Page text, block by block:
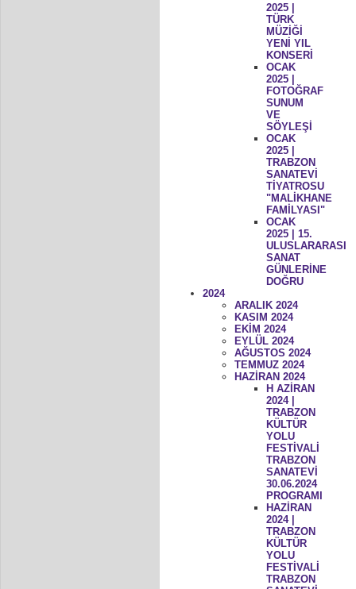
2025 |
TÜRK
MÜZİĞİ
YENİ YIL
KONSERİ
OCAK
2025 |
FOTOĞRAF
SUNUM
VE
SÖYLEŞİ
OCAK
2025 |
TRABZON
SANATEVİ
TİYATROSU
"MALİKHANE
FAMİLYASI"
OCAK
2025 | 15.
ULUSLARARASI
SANAT
GÜNLERİNE
DOĞRU
2024
ARALIK 2024
KASIM 2024
EKİM 2024
EYLÜL 2024
AĞUSTOS 2024
TEMMUZ 2024
HAZİRAN 2024
H AZİRAN
2024 |
TRABZON
KÜLTÜR
YOLU
FESTİVALİ
TRABZON
SANATEVİ
30.06.2024
PROGRAMI
HAZİRAN
2024 |
TRABZON
KÜLTÜR
YOLU
FESTİVALİ
TRABZON